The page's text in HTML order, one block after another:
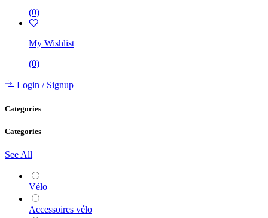
(0)
My Wishlist
(0)
Login /Signup
Categories
Categories
See All
Vélo
Accessoires vélo